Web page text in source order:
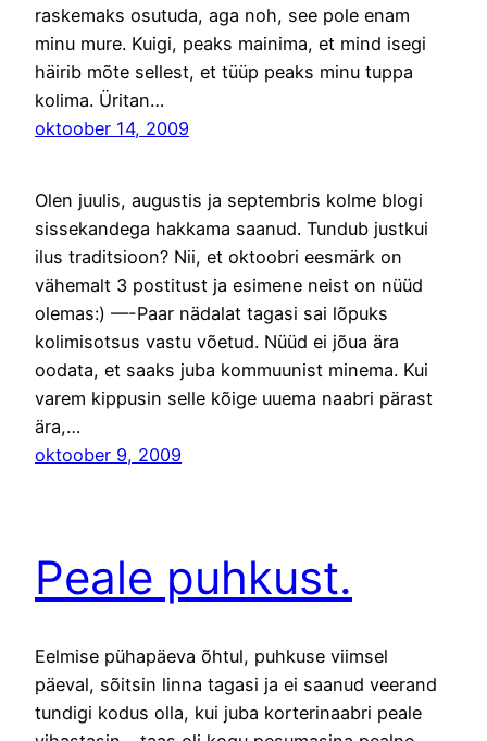
raskemaks osutuda, aga noh, see pole enam
minu mure. Kuigi, peaks mainima, et mind isegi
häirib mõte sellest, et tüüp peaks minu tuppa
kolima. Üritan…
oktoober 14, 2009
Olen juulis, augustis ja septembris kolme blogi
sissekandega hakkama saanud. Tundub justkui
ilus traditsioon? Nii, et oktoobri eesmärk on
vähemalt 3 postitust ja esimene neist on nüüd
olemas:) —-Paar nädalat tagasi sai lõpuks
kolimisotsus vastu võetud. Nüüd ei jõua ära
oodata, et saaks juba kommuunist minema. Kui
varem kippusin selle kõige uuema naabri pärast
ära,…
oktoober 9, 2009
Peale puhkust.
Eelmise pühapäeva õhtul, puhkuse viimsel
päeval, sõitsin linna tagasi ja ei saanud veerand
tundigi kodus olla, kui juba korterinaabri peale